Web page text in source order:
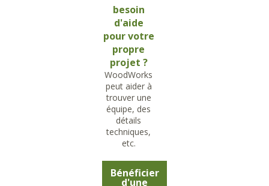
besoin
d'aide
pour votre
propre
projet ?
WoodWorks
peut aider à
trouver une
équipe, des
détails
techniques,
etc.
Bénéficier
d'une